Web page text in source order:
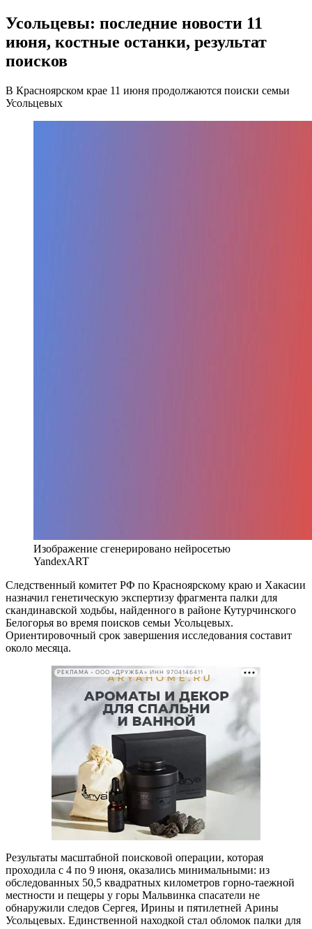
Усольцевы: последние новости 11
июня, костные останки, результат
поисков
В Красноярском крае 11 июня продолжаются поиски семьи
Усольцевых
Изображение сгенерировано нейросетью
YandexART
Следственный комитет РФ по Красноярскому краю и Хакасии
назначил генетическую экспертизу фрагмента палки для
скандинавской ходьбы, найденного в районе Кутурчинского
Белогорья во время поисков семьи Усольцевых.
Ориентировочный срок завершения исследования составит
около месяца.
РЕКЛАМА • ООО «ДРУЖБА» ИНН 9704146411
Результаты масштабной поисковой операции, которая
проходила с 4 по 9 июня, оказались минимальными: из
обследованных 50,5 квадратных километров горно-таежной
местности и пещеры у горы Мальвинка спасатели не
обнаружили следов Сергея, Ирины и пятилетней Арины
Усольцевых. Единственной находкой стал обломок палки для